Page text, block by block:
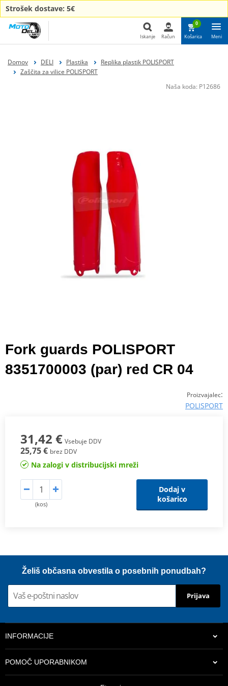
Strošek dostave: 5€
Iskanje Račun
0
Košarica Meni
Domov DELI Plastika
Replika plastik POLISPORT
Zaščita za vilice POLISPORT
Naša koda: P12686
Fork guards POLISPORT
8351700003 (par) red CR 04
Proizvajalec:
POLISPORT
31,42 € Vsebuje DDV
25,75 € brez DDV
Na zalogi v distribucijski mreži
(kos)
Dodaj v
košarico
Želiš občasna obvestila o posebnih ponudbah?
Prijava
INFORMACIJE
POMOČ UPORABNIKOM